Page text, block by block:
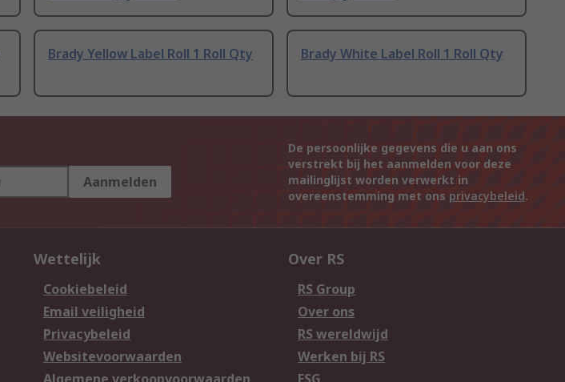
Brady Yellow Label Roll 1 Roll Qty Brady White Label Roll 1 Roll Qty
Aanmelden
De persoonlijke gegevens die u aan ons
verstrekt bij het aanmelden voor deze
mailinglijst worden verwerkt in
overeenstemming met ons privacybeleid.
Wettelijk
Cookiebeleid
Email veiligheid
Privacybeleid
Websitevoorwaarden
Over RS
RS Group
Over ons
RS wereldwijd
Werken bij RS